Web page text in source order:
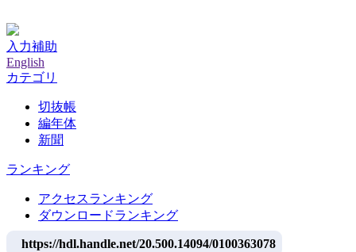
入力補助
English
カテゴリ
切抜帳
編年体
新聞
ランキング
アクセスランキング
ダウンロードランキング
https://hdl.handle.net/20.500.14094/0100363078